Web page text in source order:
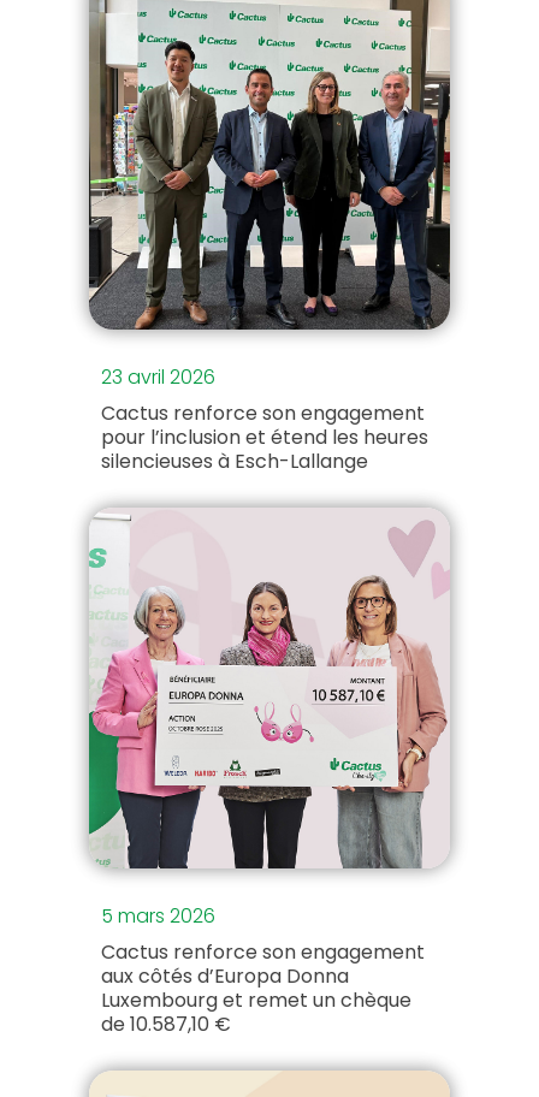
23 avril 2026
Cactus renforce son engagement
pour l’inclusion et étend les heures
silencieuses à Esch-Lallange
5 mars 2026
Cactus renforce son engagement
aux côtés d’Europa Donna
Luxembourg et remet un chèque
de 10.587,10 €